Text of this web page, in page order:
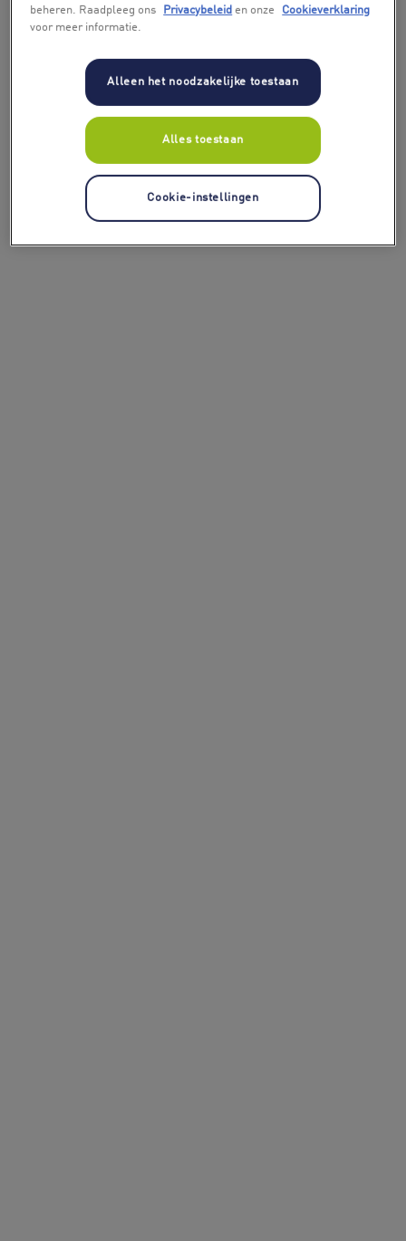
beheren. Raadpleeg ons
Privacybeleid en onze
Cookieverklaring
voor meer informatie.
Alleen het noodzakelijke toestaan
Alles toestaan
Cookie-instellingen